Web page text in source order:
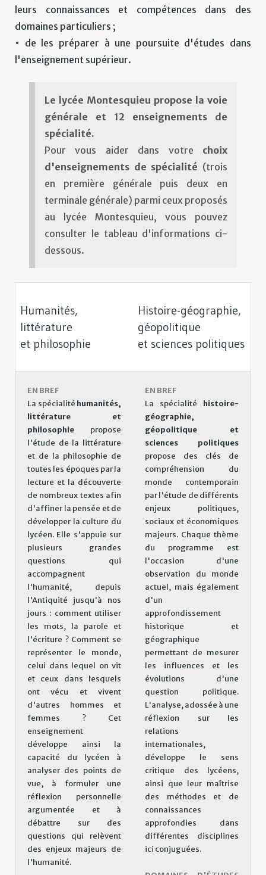
leurs connaissances et compétences dans des
domaines particuliers ;
• de les préparer à une poursuite d'études dans
l'enseignement supérieur.
Le lycée Montesquieu propose la voie
générale et 12 enseignements de
spécialité.
Pour vous aider dans votre choix
d'enseignements de spécialité (trois
en première générale puis deux en
terminale générale) parmi ceux proposés
au lycée Montesquieu, vous pouvez
consulter le tableau d'informations ci-
dessous.
Humanités,
littérature
et philosophie
Histoire-géographie,
géopolitique
et sciences politiques
EN BREF
La spécialité humanités,
littérature et
philosophie propose
l'étude de la littérature
et de la philosophie de
toutes les époques par la
lecture et la découverte
de nombreux textes afin
d'affiner la pensée et de
développer la culture du
lycéen. Elle s'appuie sur
plusieurs grandes
questions qui
accompagnent
l'humanité, depuis
l'Antiquité jusqu'à nos
jours : comment utiliser
les mots, la parole et
l'écriture ? Comment se
représenter le monde,
celui dans lequel on vit
et ceux dans lesquels
ont vécu et vivent
d'autres hommes et
femmes ? Cet
enseignement
développe ainsi la
capacité du lycéen à
analyser des points de
vue, à formuler une
réflexion personnelle
argumentée et à
débattre sur des
questions qui relèvent
des enjeux majeurs de
l'humanité.
EN BREF
La spécialité histoire-
géographie,
géopolitique et
sciences politiques
propose des clés de
compréhension du
monde contemporain
par l'étude de différents
enjeux politiques,
sociaux et économiques
majeurs. Chaque thème
du programme est
l'occasion d'une
observation du monde
actuel, mais également
d'un
approfondissement
historique et
géographique
permettant de mesurer
les influences et les
évolutions d'une
question politique.
L'analyse, adossée à une
réflexion sur les
relations
internationales,
développe le sens
critique des lycéens,
ainsi que leur maîtrise
des méthodes et de
connaissances
approfondies dans
différentes disciplines
ici conjuguées.